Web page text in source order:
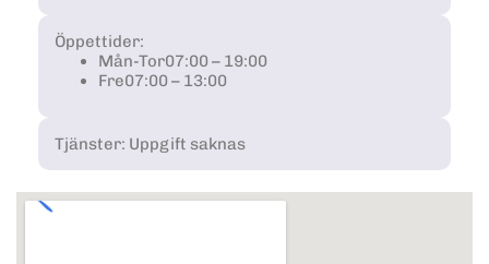
Öppettider:
Mån-Tor07:00 – 19:00
Fre07:00 – 13:00
Tjänster: Uppgift saknas